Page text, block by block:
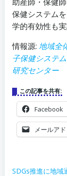
保健システム
学的有効性も実
情報源: 地域全
子保健システ
研究センター
この記事を共有:
Facebook
メールア
SDGs推進に地域